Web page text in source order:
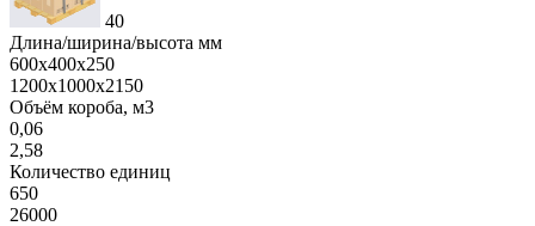
40
Длина/ширина/высота мм
600х400х250
1200х1000х2150
Объём короба, м3
0,06
2,58
Количество единиц
650
26000